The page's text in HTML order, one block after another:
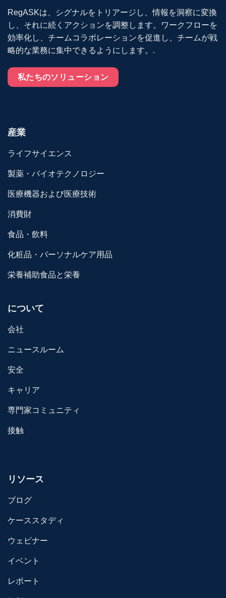
RegASKは、シグナルをトリアージし、情報を洞察に変換
し、それに続くアクションを調整します。ワークフローを
効率化し、チームコラボレーションを促進し、チームが戦
略的な業務に集中できるようにします。.
私たちのソリューション
産業
ライフサイエンス
製薬・バイオテクノロジー
医療機器および医療技術
消費財
食品・飲料
化粧品・パーソナルケア用品
栄養補助食品と栄養
について
会社
ニュースルーム
安全
キャリア
専門家コミュニティ
接触
リソース
ブログ
ケーススタディ
ウェビナー
イベント
レポート